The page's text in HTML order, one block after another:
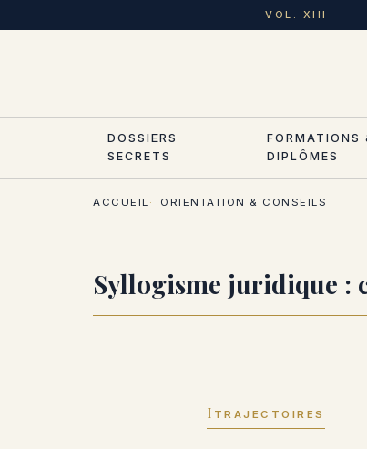
VOL. XIII
DOSSIERS
SECRETS
FORMATIONS
DIPLÔMES
ACCUEIL ORIENTATION & CONSEILS
Syllogisme juridique :
I TRAJECTOIRES